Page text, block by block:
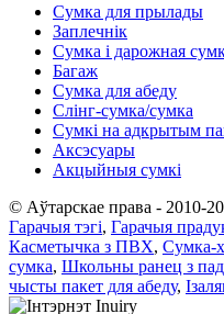
Сумка для прылады
Заплечнік
Сумка і дарожная
Багаж
Сумка для абеду
Слінг-сумка/сумка
Сумкі на адкрытым
Аксэсуары
Акцыйныя сумкі
© Аўтарскае права - 2010-
Гарачыя тэгі, Гарачыя
Касметычка з ПВХ, Сумка-
сумка, Школьны ранец з
чысты пакет для абеду,